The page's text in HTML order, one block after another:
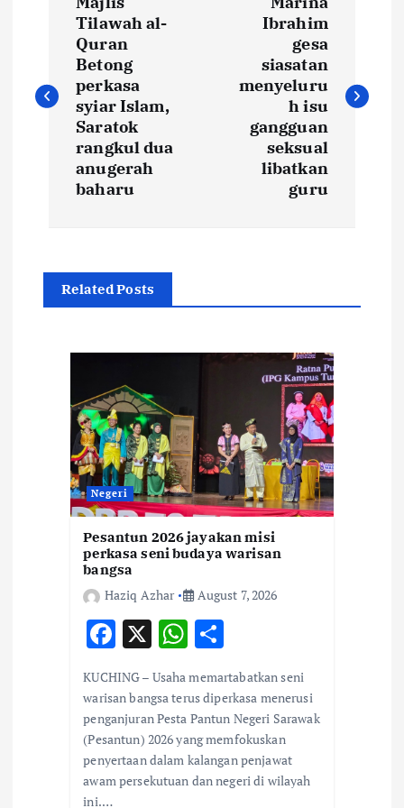
s
t
Tilawah al-
Quran
Betong
perkasa
syiar Islam,
Saratok
rangkul dua
anugerah
baharu
Ibrahim
gesa
siasatan
menyeluru
h isu
gangguan
seksual
libatkan
guru
Related Posts
Negeri
Pesantun 2026 jayakan misi
perkasa seni budaya warisan
bangsa
Haziq Azhar
August 7, 2026
F
ac
e
b
o
o
X W
at
s
A
p
h
ar
e
KUCHING – Usaha memartabatkan seni
warisan bangsa terus diperkasa menerusi
penganjuran Pesta Pantun Negeri Sarawak
(Pesantun) 2026 yang memfokuskan
penyertaan dalam kalangan penjawat
awam persekutuan dan negeri di wilayah
ini.…